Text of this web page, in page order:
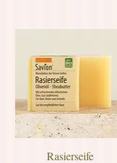
Rasierseife